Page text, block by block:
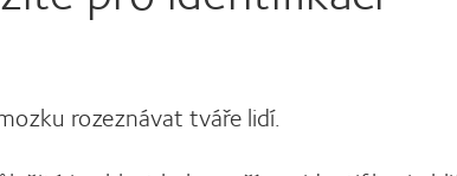
rozeznávat tváře lidí.